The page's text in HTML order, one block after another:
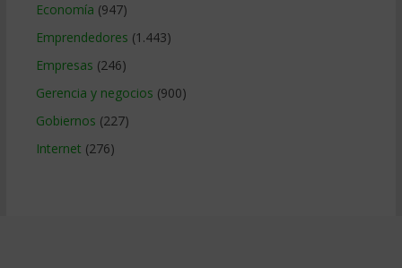
Economía (947)
Emprendedores (1.443)
Empresas (246)
Gerencia y negocios (900)
Gobiernos (227)
Internet (276)